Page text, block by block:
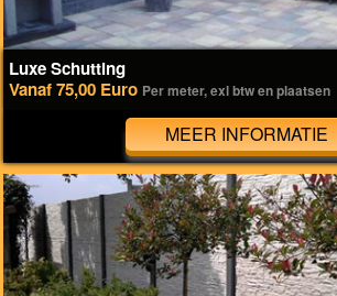
Luxe Schutting
Vanaf 75,00 Euro Per meter, exl btw en plaatsen
MEER INFORMATIE